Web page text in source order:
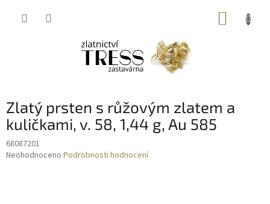
Zlatý prsten s růžovým zlatem a
kuličkami, v. 58, 1,44 g, Au 585
68087201
Průměrné
Neohodnoceno Podrobnosti hodnocení